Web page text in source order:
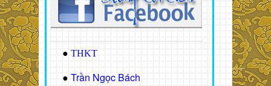
● THKT
● Trần Ngọc Bách